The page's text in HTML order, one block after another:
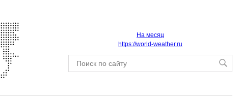
На месяц
https://world-weather.ru